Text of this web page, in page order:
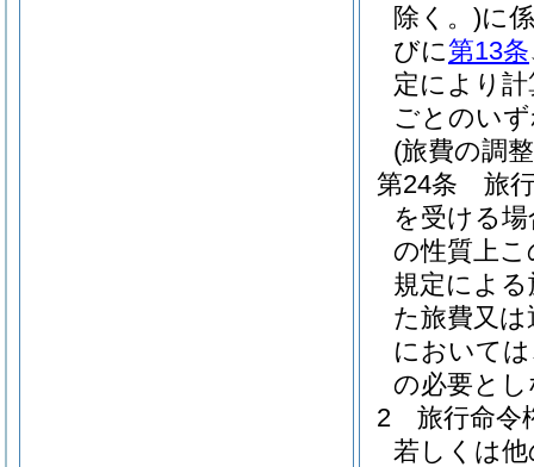
除く。)に
びに第13条
定により
ごとのい
(旅費の調
第24条
旅
を受ける
の性質上
規定によ
た旅費又
において
の必要と
2
旅行命令
若しくは